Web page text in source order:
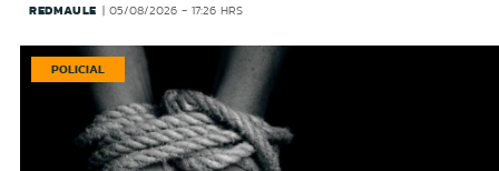
REDMAULE 05/08/2026 - 17:26 HRS
POLICIAL